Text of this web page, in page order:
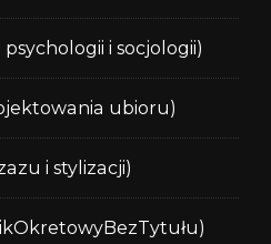
i socjologii)
ubioru)
i stylizacji)